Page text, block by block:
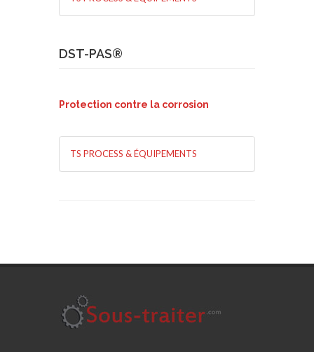
DST-PAS®
Protection contre la corrosion
TS PROCESS & ÉQUIPEMENTS